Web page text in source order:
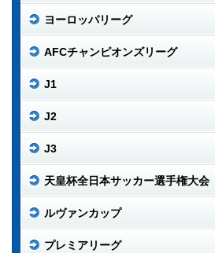
ヨーロッパリーグ
AFCチャンピオンズリーグ
J1
J2
J3
天皇杯全日本サッカー選手権大会
ルヴァンカップ
プレミアリーグ